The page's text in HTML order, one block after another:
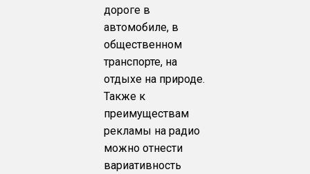
дороге в
автомобиле, в
общественном
транспорте, на
отдыхе на природе.
Также к
преимуществам
рекламы на радио
можно отнести
вариативность